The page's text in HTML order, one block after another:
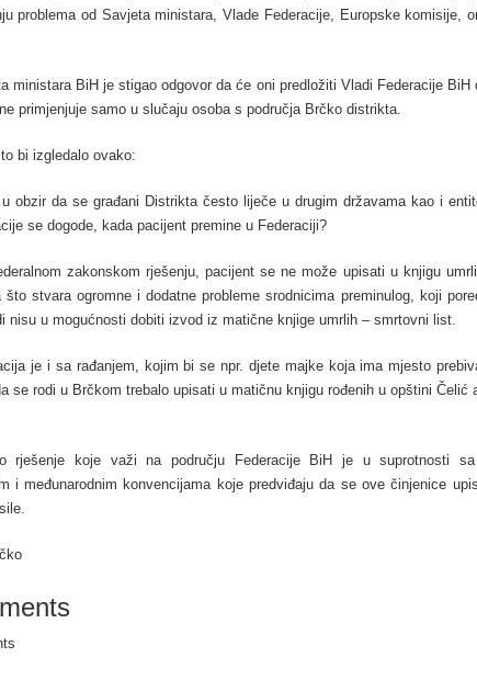
problema od Savjeta ministara, Vlade Federacije, Europske komisije,
ministara BiH je stigao odgovor da će oni predložiti Vladi Federacije
primjenjuje samo u slučaju osoba s područja Brčko distrikta.
bi izgledalo ovako:
u obzir da se građani Distrikta često liječe u drugim državama kao i
se dogode, kada pacijent premine u Federaciji?
zakonskom rješenju, pacijent se ne može upisati u knjigu
što stvara ogromne i dodatne probleme srodnicima preminulog, koji
nisu u mogućnosti dobiti izvod iz matične knjige umrlih – smrtovni list.
je i sa rađanjem, kojim bi se npr. djete majke koja ima mjesto
se rodi u Brčkom trebalo upisati u matičnu knjigu rođenih u opštini Čelić
rješenje koje važi na području Federacije BiH je u suprotnosti sa
i međunarodnim konvencijama koje predviđaju da se ove činjenice